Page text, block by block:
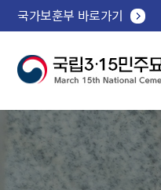
국가보훈부 바로가기